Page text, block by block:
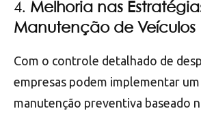
4. Melhoria nas
Manutenção de Veículos
Com o controle detalhado de
empresas podem implementar
manutenção preventiva baseado